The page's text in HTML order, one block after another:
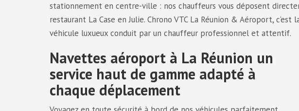
stationnement en centre-ville : nos chauffeurs vous déposent
restaurant La Case en Julie. Chrono VTC La Réunion & Aéroport,
véhicule luxueux conduit par un chauffeur professionnel et attentif.
Navettes aéroport à La Réunion un
service haut de gamme adapté à
chaque déplacement